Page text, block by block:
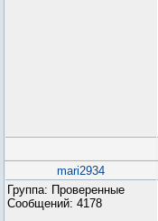
mari2934
Группа: Проверенные
Сообщений: 4178